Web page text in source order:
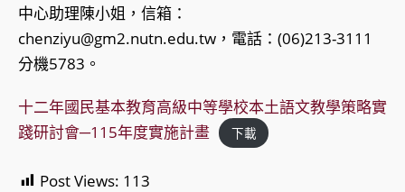
中心助理陳小姐，信箱：
chenziyu@gm2.nutn.edu.tw，電話：(06)213-3111
分機5783。
十二年國民基本教育高級中等學校本土語文教學策略實
踐研討會─115年度實施計畫
下載
Post Views: 113